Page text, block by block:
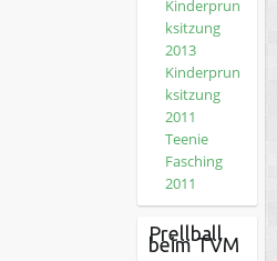
Kinderprun
ksitzung
2013
Kinderprun
ksitzung
2011
Teenie
Fasching
2011
Prellball
beim TVM